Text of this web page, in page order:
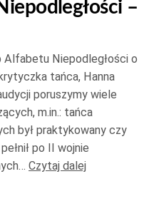
–
Alfabetu Niepodległości o
tańca, Hanna
poruszymy wiele
m.in.: tańca
był praktykowany czy
po II wojnie
Czytaj dalej